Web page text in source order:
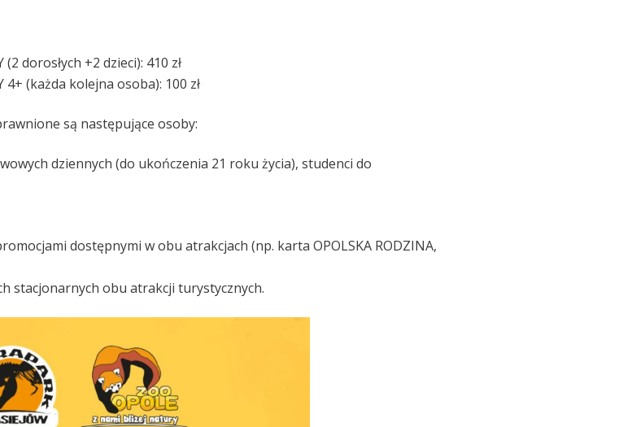
dorosłych +2 dzieci): 410 zł
(każda kolejna osoba): 100 zł
są następujące osoby:
dziennych (do ukończenia 21 roku życia), studenci do
dostępnymi w obu atrakcjach (np. karta OPOLSKA RODZINA,
stacjonarnych obu atrakcji turystycznych.